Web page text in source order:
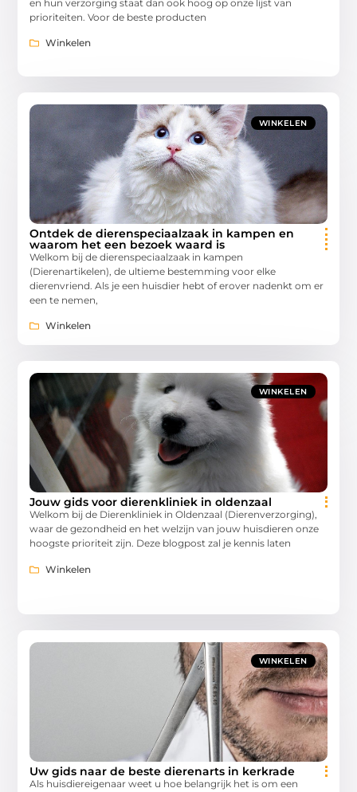
en hun verzorging staat dan ook hoog op onze lijst van
prioriteiten. Voor de beste producten
Winkelen
WINKELEN
Ontdek de dierenspeciaalzaak in kampen en
waarom het een bezoek waard is
Welkom bij de dierenspeciaalzaak in kampen
(Dierenartikelen), de ultieme bestemming voor elke
dierenvriend. Als je een huisdier hebt of erover nadenkt om er
een te nemen,
Winkelen
WINKELEN
Jouw gids voor dierenkliniek in oldenzaal
Welkom bij de Dierenkliniek in Oldenzaal (Dierenverzorging),
waar de gezondheid en het welzijn van jouw huisdieren onze
hoogste prioriteit zijn. Deze blogpost zal je kennis laten
Winkelen
WINKELEN
Uw gids naar de beste dierenarts in kerkrade
Als huisdiereigenaar weet u hoe belangrijk het is om een